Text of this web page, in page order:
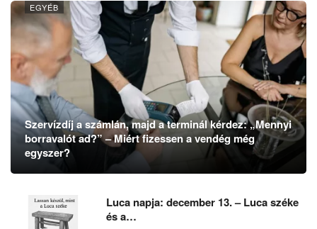
EGYÉB
Szervízdíj a számlán, majd a terminál kérdez: „Mennyi
borravalót ad?” – Miért fizessen a vendég még
egyszer?
Luca napja: december 13. – Luca széke
és a…